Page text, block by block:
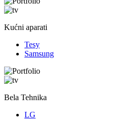
Kućni aparati
Tesy
Samsung
Bela Tehnika
LG